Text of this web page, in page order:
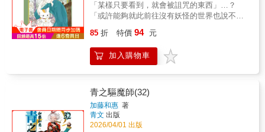
「某樣只要看到，就會被詛咒的東西」…？
「或許能夠就此前往沒有妖怪的世界也說不
樣。和貓咪老師一起巡邏的期間，不知為何，
夏目變成了人偶的樣子？││〈陌生的我家〉。
85 折 特價 94 元
加入購物車
青之驅魔師(32)
加藤和惠 著
青文 出版
2026/04/01 出版